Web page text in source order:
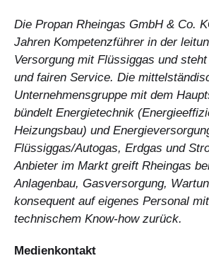
Die Propan Rheingas GmbH & Co.
Jahren Kompetenzführer in der
Versorgung mit Flüssiggas und
und fairen Service. Die
Unternehmensgruppe mit dem
bündelt Energietechnik
Heizungsbau) und
Flüssiggas/Autogas, Erdgas und
Anbieter im Markt greift Rheingas
Anlagenbau, Gasversorgung,
konsequent auf eigenes Personal
technischem Know-how zurück.
Medienkontakt